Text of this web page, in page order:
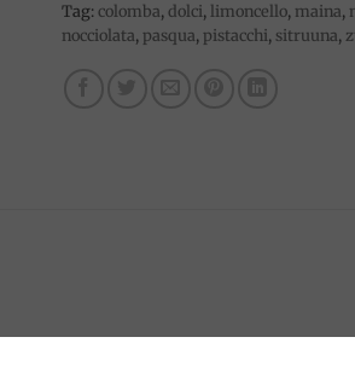
Tag:colomba,dolci,limoncello, maina,
nocciolata,pasqua,pistacchi, sitruuna,
di pasticceria all’Alkermes